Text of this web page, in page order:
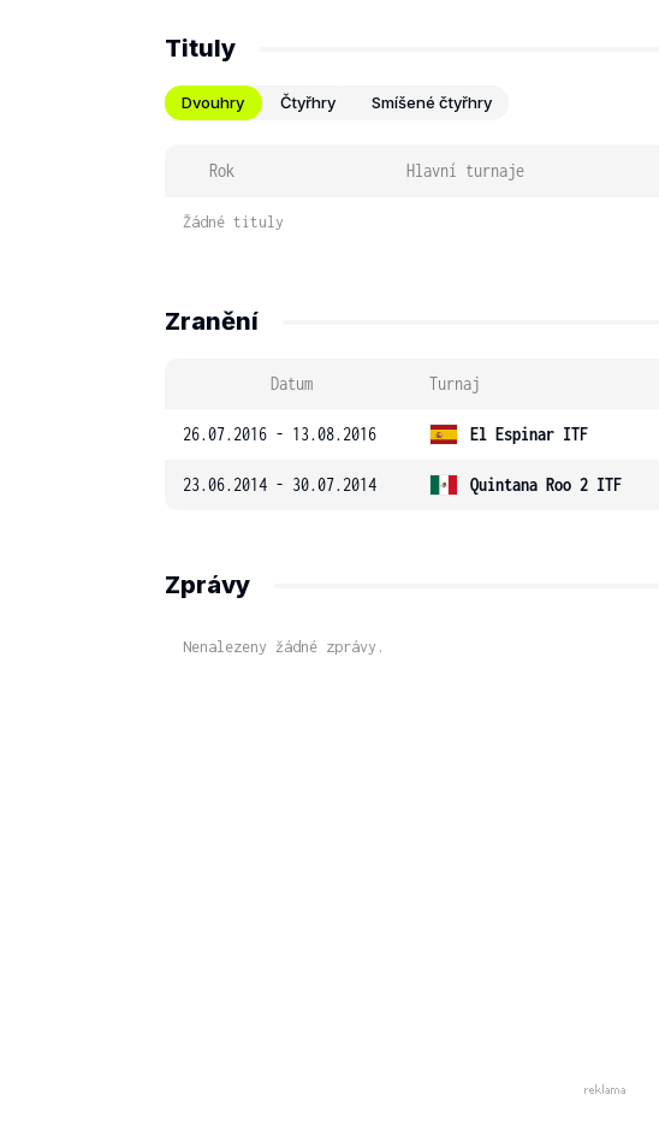
Tituly
Dvouhry Čtyřhry Smíšené čtyřhry
Rok Hlavní turnaje
Žádné tituly
Zranění
Datum Turnaj
26.07.2016 - 13.08.2016 El Espinar ITF
23.06.2014 - 30.07.2014 Quintana Roo 2 ITF
Zprávy
Nenalezeny žádné zprávy.